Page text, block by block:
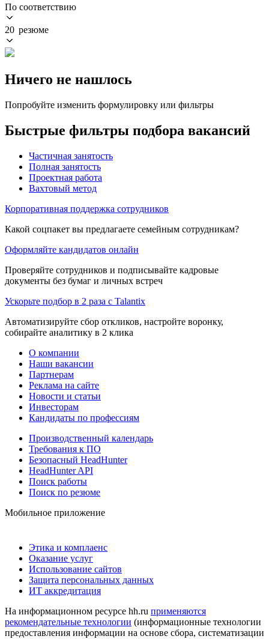
По соответствию
20 резюме
Ничего не нашлось
Попробуйте изменить формулировку или фильтры
Быстрые фильтры подбора вакансий
Частичная занятость
Полная занятость
Проектная работа
Вахтовый метод
Корпоративная поддержка сотрудников
Какой соцпакет вы предлагаете семейным сотрудникам?
Оформляйте кандидатов онлайн
Проверяйте сотрудников и подписывайте кадровые
документы без бумаг и личных встреч
Ускорьте подбор в 2 раза с Talantix
Автоматизируйте сбор откликов, настройте воронку,
собирайте аналитику в 2 клика
О компании
Наши вакансии
Партнерам
Реклама на сайте
Новости и статьи
Инвесторам
Кандидаты по профессиям
Производственный календарь
Требования к ПО
Безопасный HeadHunter
HeadHunter API
Поиск работы
Поиск по резюме
Мобильное приложение
Этика и комплаенс
Оказание услуг
Использование сайтов
Защита персональных данных
ИТ аккредитация
На информационном ресурсе hh.ru применяются
рекомендательные технологии (информационные технологии
предоставления информации на основе сбора, систематизации